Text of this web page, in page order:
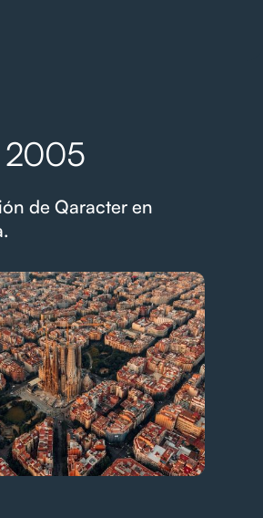
2005
de Qaracter en